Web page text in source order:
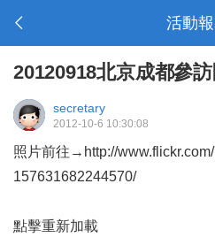
活動
20120918北京成都參
secretary
2012-10-6 10:30:08
照片前往→ http://
157631682244570/
點擊重新加載